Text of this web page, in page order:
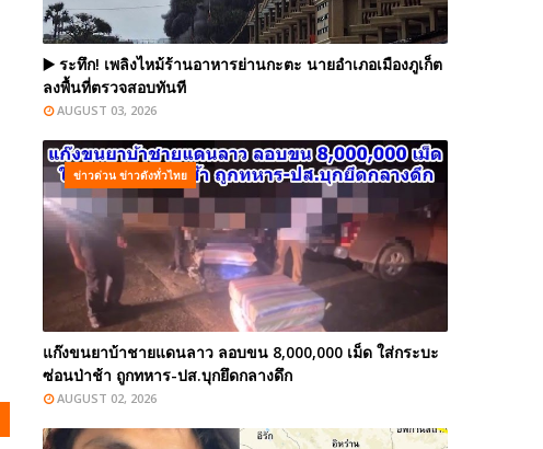
▶️ ระทึก! เพลิงไหม้ร้านอาหารย่านกะตะ นายอำเภอเมืองภูเก็ต
ลงพื้นที่ตรวจสอบทันที
AUGUST 03, 2026
ข่าวด่วน ข่าวดังทั่วไทย
แก๊งขนยาบ้าชายแดนลาว ลอบขน 8,000,000 เม็ด ใส่กระบะ
ซ่อนป่าช้า ถูกทหาร-ปส.บุกยึดกลางดึก
AUGUST 02, 2026